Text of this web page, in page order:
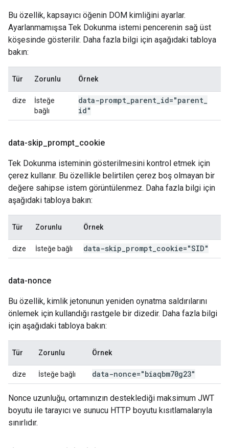
Bu özellik, kapsayıcı öğenin DOM kimliğini ayarlar.
Ayarlanmamışsa Tek Dokunma istemi pencerenin sağ üst
köşesinde gösterilir. Daha fazla bilgi için aşağıdaki tabloya
bakın:
Tür Zorunlu Örnek
dize
İsteğe
bağlı
data-prompt parent id="parent
id"
data-skip prompt cookie
Tek Dokunma isteminin gösterilmesini kontrol etmek için
çerez kullanır. Bu özellikle belirtilen çerez boş olmayan bir
değere sahipse istem görüntülenmez. Daha fazla bilgi için
aşağıdaki tabloya bakın:
Tür Zorunlu Örnek
dize İsteğe bağlı data-skip prompt cookie="SID"
data-nonce
Bu özellik, kimlik jetonunun yeniden oynatma saldırılarını
önlemek için kullandığı rastgele bir dizedir. Daha fazla bilgi
için aşağıdaki tabloya bakın:
Tür Zorunlu Örnek
dize İsteğe bağlı data-nonce="biaqbm70g23"
Nonce uzunluğu, ortamınızın desteklediği maksimum JWT
boyutu ile tarayıcı ve sunucu HTTP boyutu kısıtlamalarıyla
sınırlıdır.